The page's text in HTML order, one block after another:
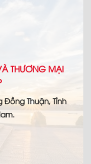
THƯƠNG MẠI
Đồng Thuận, Tỉnh